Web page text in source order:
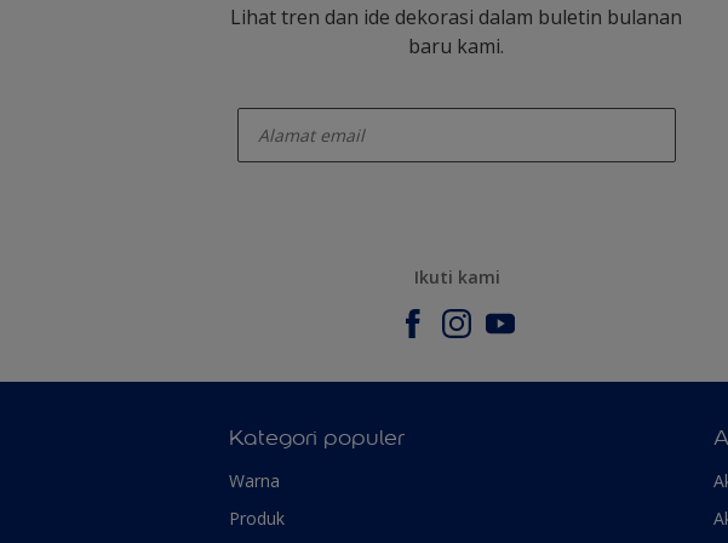
Lihat tren dan ide dekorasi dalam buletin bulanan
baru kami.
Ikuti kami
Kategori populer
Warna
Produk